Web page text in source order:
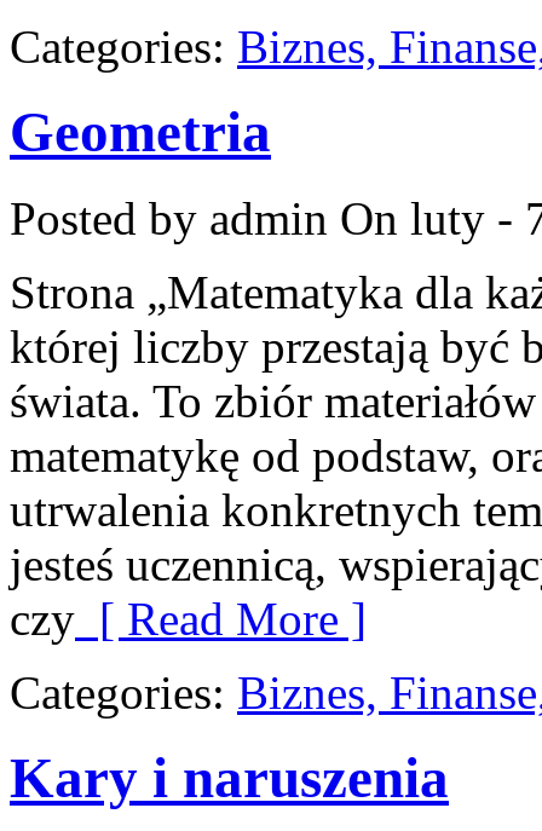
Categories: Biznes,
Geometria
Posted by admin On luty -
Strona „Matematyka dla
której liczby przestają być
świata. To zbiór
matematykę od podstaw,
utrwalenia konkretnych
jesteś uczennicą,
czy [ Read More ]
Categories: Biznes,
Kary i naruszenia